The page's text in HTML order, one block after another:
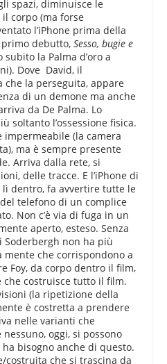
spazi, diminuisce le
corpo (ma forse
l’iPhone prima della
primo debutto,Sesso, bugie e
la Palma d’oro a
Dove David, il
la perseguita, appare
di un demone ma anche
da De Palma. Lo
soltanto l’ossessione fisica.
impermeabile (la camera
ma è sempre presente
Arriva dalla rete, si
delle tracce. E l’iPhone di
dentro, fa avvertire tutte le
telefono di un complice
Non c’è via di fuga in un
aperto, esteso. Senza
non ha più
che corrispondono a
Foy, da corpo dentro il film,
che costruisce tutto il film.
(la ripetizione della
è costretta a prendere
nelle varianti che
oggi, si possono
bisogno anche di questo.
costruita che si trascina da